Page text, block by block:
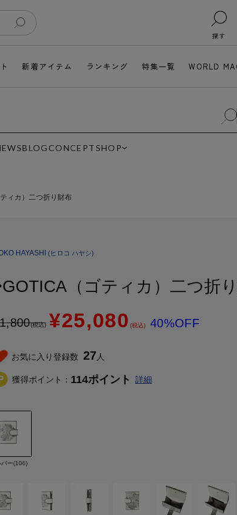
探す
新着アイテム ランキング 特集一覧 WORLD
BLOG CONCEPTSHOP
ィカ）二つ折り財布
HAYASHI (ヒロコ ハヤシ)
（ゴティカ）二つ折
(税込) ¥25,080 (税込) 40%OFF
お気に入り登録数 27人
獲得ポイント： 114ポイント 詳細
バー(106)